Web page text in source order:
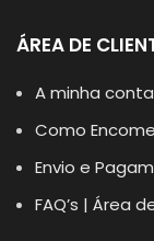
ÁREA DE
A minha conta
Como
Envio e
FAQ’s | Área